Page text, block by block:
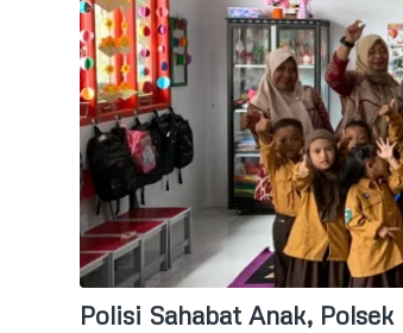
Polisi Sahabat Anak,